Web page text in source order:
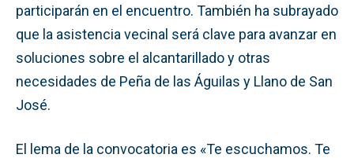
participarán en el encuentro. También ha subrayado
que la asistencia vecinal será clave para avanzar en
soluciones sobre el alcantarillado y otras
necesidades de Peña de las Águilas y Llano de San
José.
El lema de la convocatoria es «Te escuchamos. Te